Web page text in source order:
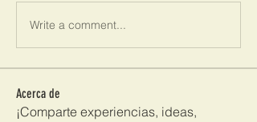
Write a comment...
Acerca de
¡Comparte experiencias, ideas,